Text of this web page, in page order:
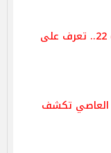
مواعيد عرض مسلسل برغم القانون الحلقة 22.. تعرف على
العاصي تكشف